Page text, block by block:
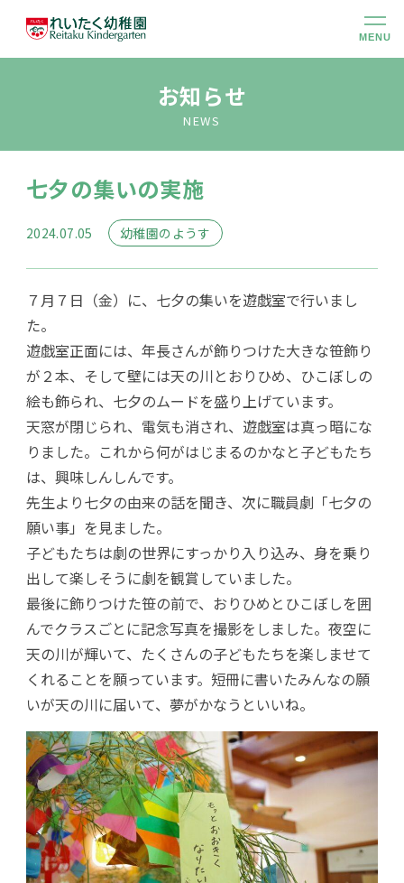
MENU
幼稚園のこと
大切にしていること
幼稚園での生活
未就園児クラス
アクセス
お知らせ
NEWS
七夕の集いの実施
2024.07.05 幼稚園のようす
７月７日（金）に、七夕の集いを遊戯室で行いまし
た。
遊戯室正面には、年長さんが飾りつけた大きな笹飾り
が２本、そして壁には天の川とおりひめ、ひこぼしの
絵も飾られ、七夕のムードを盛り上げています。
天窓が閉じられ、電気も消され、遊戯室は真っ暗にな
りました。これから何がはじまるのかなと子どもたち
は、興味しんしんです。
先生より七夕の由来の話を聞き、次に職員劇「七夕の
願い事」を見ました。
子どもたちは劇の世界にすっかり入り込み、身を乗り
出して楽しそうに劇を観賞していました。
最後に飾りつけた笹の前で、おりひめとひこぼしを囲
んでクラスごとに記念写真を撮影をしました。夜空に
天の川が輝いて、たくさんの子どもたちを楽しませて
くれることを願っています。短冊に書いたみんなの願
いが天の川に届いて、夢がかなうといいね。